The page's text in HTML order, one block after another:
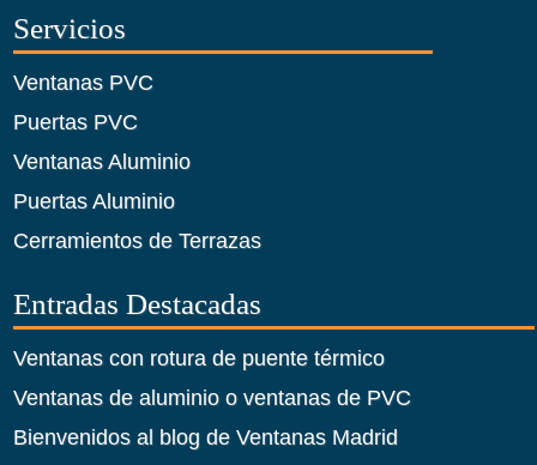
Servicios
Ventanas PVC
Puertas PVC
Ventanas Aluminio
Puertas Aluminio
Cerramientos de Terrazas
Entradas Destacadas
Ventanas con rotura de puente térmico
Ventanas de aluminio o ventanas de PVC
Bienvenidos al blog de Ventanas Madrid